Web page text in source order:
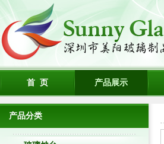
首 页 产品展示
产品分类